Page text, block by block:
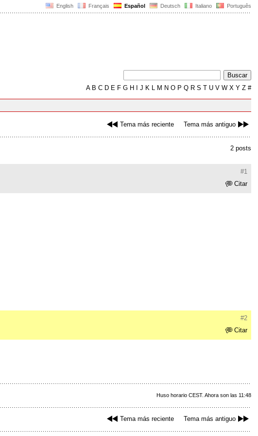
English Français Español Deutsch Italiano Português
AB C D E F G H J K L M N O P Q R S T U V W X Y Z #
Tema más reciente Tema más antiguo
2 posts
#1
Citar
#2
Citar
Huso horario CEST. Ahora son las 11:48
Tema más reciente Tema más antiguo